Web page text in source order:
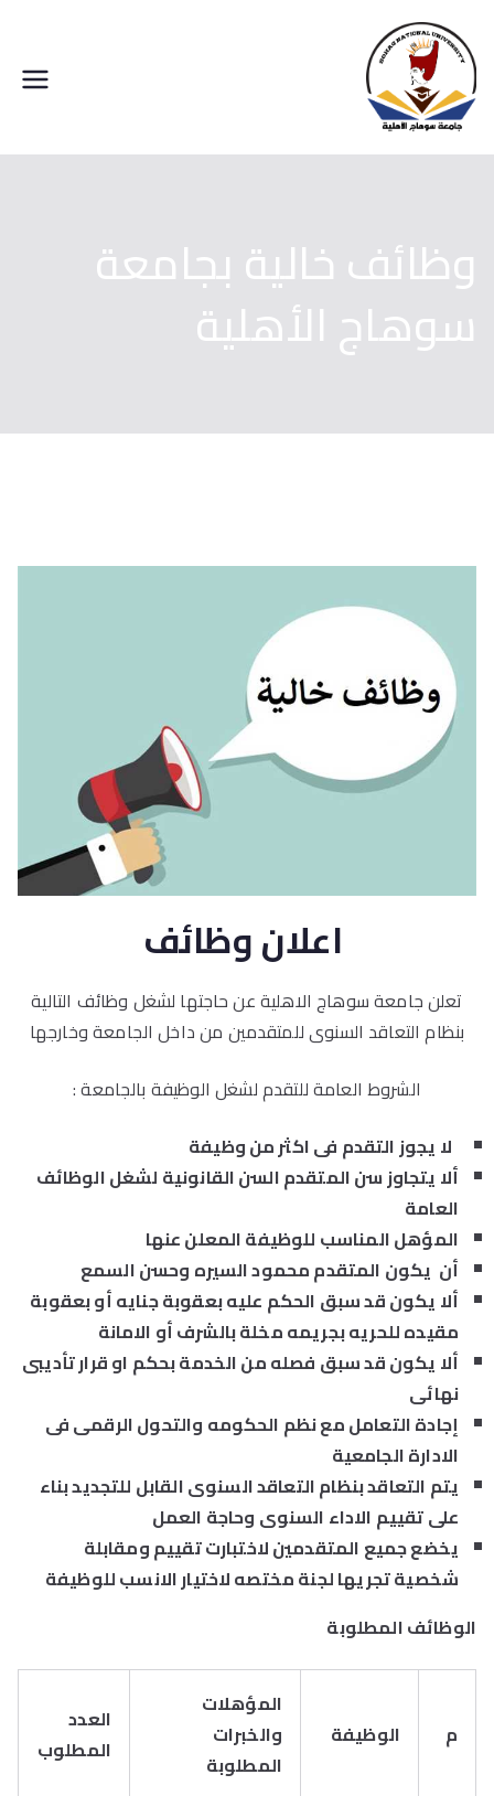
إلى
المحتوى
وظائف خالية بجامعة
سوهاج الأهلية
اعلان وظائف
تعلن جامعة سوهاج الاهلية عن حاجتها لشغل وظائف التالية
بنظام التعاقد السنوى للمتقدمين من داخل الجامعة وخارجها
الشروط العامة للتقدم لشغل الوظيفة بالجامعة :
لا يجوز التقدم فى اكثر من وظيفة
ألا يتجاوز سن المتقدم السن القانونية لشغل الوظائف
العامة
المؤهل المناسب للوظيفة المعلن عنها
أن يكون المتقدم محمود السيره وحسن السمع
ألا يكون قد سبق الحكم عليه بعقوبة جنايه أو بعقوبة
مقيده للحريه بجريمه مخلة بالشرف أو الامانة
ألا يكون قد سبق فصله من الخدمة بحكم او قرار تأديبى
نهائى
إجادة التعامل مع نظم الحكومه والتحول الرقمى فى
الادارة الجامعية
يتم التعاقد بنظام التعاقد السنوى القابل للتجديد بناء
على تقييم الاداء السنوى وحاجة العمل
يخضع جميع المتقدمين لاختبارت تقييم ومقابلة
شخصية تجريها لجنة مختصه لاختيار الانسب للوظيفة
الوظائف المطلوبة
م الوظيفة
المؤهلات
والخبرات
المطلوبة
العدد
المطلوب